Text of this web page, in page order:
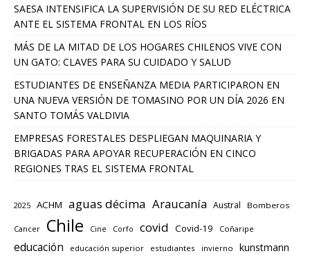
SAESA INTENSIFICA LA SUPERVISIÓN DE SU RED ELÉCTRICA
ANTE EL SISTEMA FRONTAL EN LOS RÍOS
MÁS DE LA MITAD DE LOS HOGARES CHILENOS VIVE CON
UN GATO: CLAVES PARA SU CUIDADO Y SALUD
ESTUDIANTES DE ENSEÑANZA MEDIA PARTICIPARON EN
UNA NUEVA VERSIÓN DE TOMASINO POR UN DÍA 2026 EN
SANTO TOMÁS VALDIVIA
EMPRESAS FORESTALES DESPLIEGAN MAQUINARIA Y
BRIGADAS PARA APOYAR RECUPERACIÓN EN CINCO
REGIONES TRAS EL SISTEMA FRONTAL
2025 ACHM aguas décima Araucanía Austral Bomberos
Cancer Chile Cine Corfo covid Covid-19 Coñaripe
educación educación superior estudiantes invierno kunstmann